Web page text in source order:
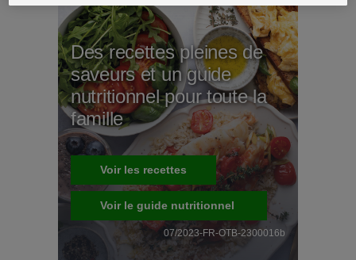
Des recettes pleines de
saveurs et un guide
nutritionnel pour toute la
famille
Voir les recettes
Voir le guide nutritionnel
07/2023-FR-OTB-2300016b